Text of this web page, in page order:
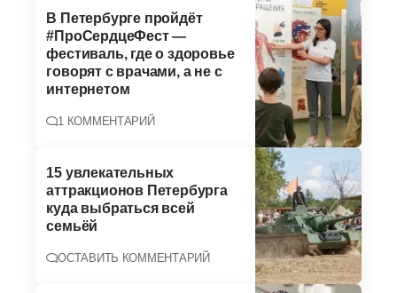
В Петербурге пройдёт
#ПроСердцеФест —
фестиваль, где о здоровье
говорят с врачами, а не с
интернетом
1 КОММЕНТАРИЙ
15 увлекательных
аттракционов Петербурга
куда выбраться всей
семьёй
ОСТАВИТЬ КОММЕНТАРИЙ